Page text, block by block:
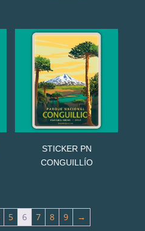
STICKER PN
CONGUILLÍO
5 6 7 8 9 →